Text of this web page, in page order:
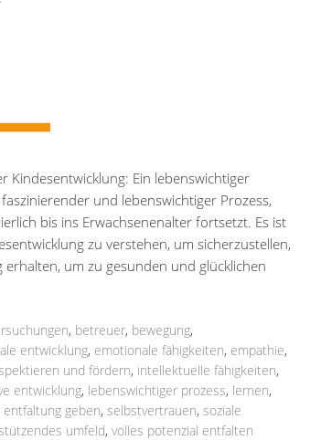
Kindesentwicklung: Ein lebenswichtiger
und lebenswichtiger Prozess,
bis ins Erwachsenenalter fortsetzt. Es ist
zu verstehen, um sicherzustellen,
um zu gesunden und glücklichen
, betreuer, bewegung,
entwicklung, emotionale fähigkeiten, empathie,
und fördern, intellektuelle fähigkeiten,
entwicklung, lebenswichtiger prozess, lernen,
entfaltung geben, selbstvertrauen, soziale
umfeld, volles potenzial entfalten